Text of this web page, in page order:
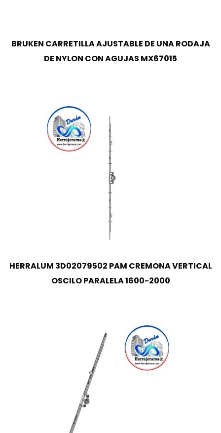
BRUKEN CARRETILLA AJUSTABLE DE UNA RODAJA
DE NYLON CON AGUJAS MX67015
HERRALUM 3D02079502 PAM CREMONA VERTICAL
OSCILO PARALELA 1600-2000